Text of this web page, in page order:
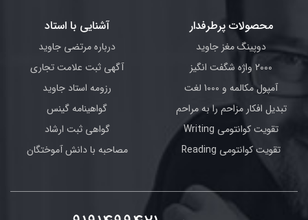
محصولات پرطرفدار
دوپینگ مغز جاوید
2000 واژه شگفت انگیز
آمپول مکالمه و 1000 لغت
تبدیل افکار مزاحم را به مراحم
تقویت کوانتومی Writing
تقویت کوانتومی Reading
آشنایی با استاد
درباره مرتضی جاوید
آگهی ثبت علامت تجاری
رزومه استاد جاوید
گواهینامه گینس
گواهی ثبت ارشاد
مصاحبه با دانش آموختگان